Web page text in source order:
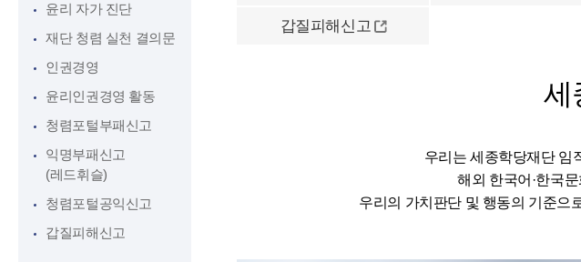
윤리 자가 진단
재단 청렴 실천 결의문
인권경영
윤리인권경영 활동
청렴포털부패신고
익명부패신고
(레드휘슬)
청렴포털공익신고
갑질피해신고
갑질피해신고
세
우리는 세종학당재단 임
해외 한국어·한국
우리의 가치판단 및 행동의 기준으